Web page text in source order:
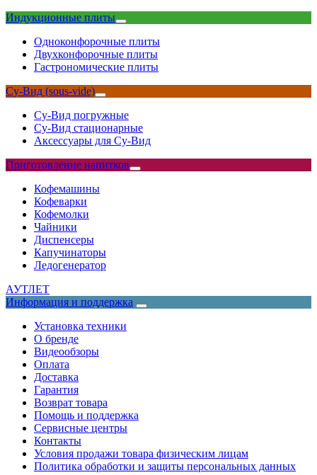
Индукционные плиты
Одноконфорочные плиты
Двухконфорочные плиты
Гастрономические плиты
Су-Вид (sous-vide)
Су-Вид погружные
Су-Вид стационарные
Аксессуары для Су-Вид
Приготовление напитков
Кофемашины
Кофеварки
Кофемолки
Чайники
Диспенсеры
Капучинаторы
Ледогенератор
АУТЛЕТ
Информация и поддержка
Установка техники
О бренде
Видеообзоры
Оплата
Доставка
Гарантия
Возврат товара
Помощь и поддержка
Сервисные центры
Контакты
Условия продажи товара физическим лицам
Политика обработки и защиты персональных данных